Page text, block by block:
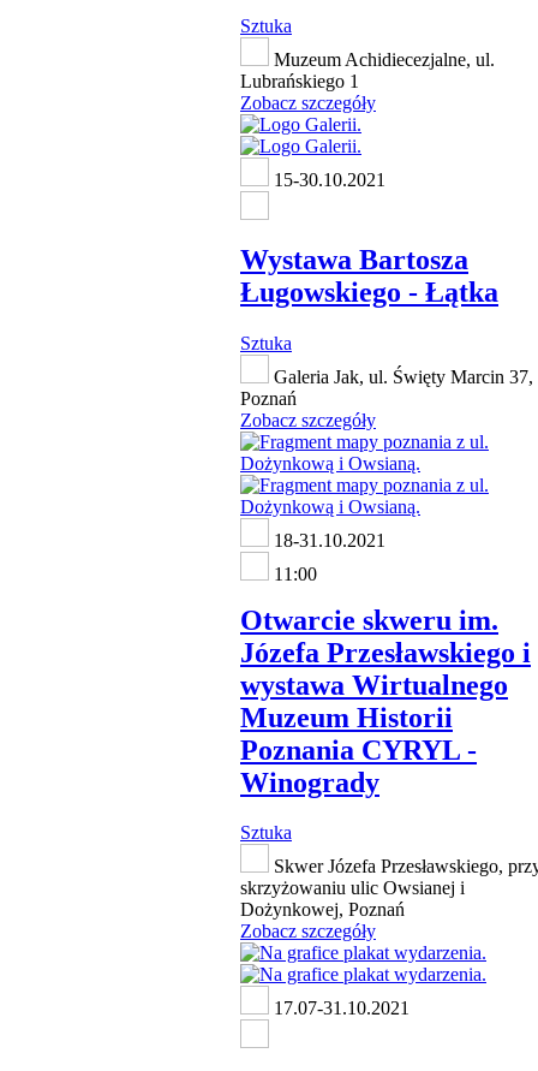
Sztuka
Muzeum Achidiecezjalne, ul.
Lubrańskiego 1
Zobacz szczegóły
15-30.10.2021
Wystawa Bartosza
Ługowskiego - Łątka
Sztuka
Galeria Jak, ul. Święty Marcin 37,
Poznań
Zobacz szczegóły
18-31.10.2021
11:00
Otwarcie skweru im.
Józefa Przesławskiego i
wystawa Wirtualnego
Muzeum Historii
Poznania CYRYL -
Winogrady
Sztuka
Skwer Józefa Przesławskiego,
skrzyżowaniu ulic Owsianej i
Dożynkowej, Poznań
Zobacz szczegóły
17.07-31.10.2021